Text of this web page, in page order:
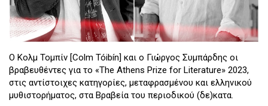
Ο Κολμ Τομπίν [Colm Tóibín] και ο Γιώργος Συμπάρδης οι
βραβευθέντες για το «The Athens Prize for Literature» 2023,
στις αντίστοιχες κατηγορίες, μεταφρασμένου και ελληνικού
μυθιστορήματος, στα Βραβεία του περιοδικού (δε)κατα.